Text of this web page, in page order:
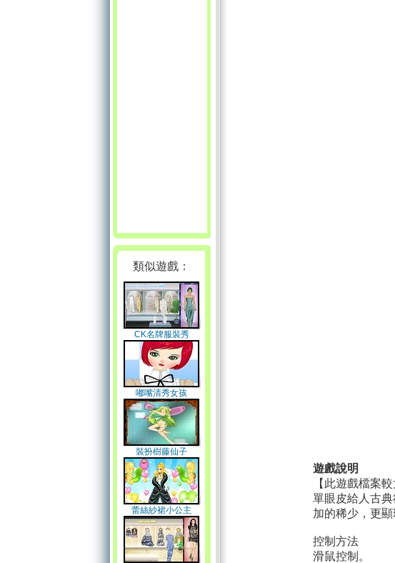
類似遊戲：
CK名牌服裝秀
嘟嘴清秀女孩
裝扮樹藤仙子
蕾絲紗裙小公主
遊戲說明
【此遊戲檔案
單眼皮給人古
加的稀少，更顯
控制方法
滑鼠控制。